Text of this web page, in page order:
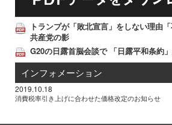
トランプが「敗北宣言」をしない理由
共産党の影
G20の日露首脳会談で 「日露平和条約
インフォメーション
2019.10.18
消費税率引き上げに合わせた価格改定のお知らせ